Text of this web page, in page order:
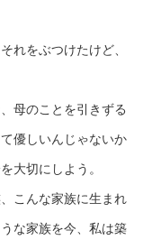
れをぶつけたけど、
母のことを引きずる
優しいんじゃないか
大切にしよう。
こんな家族に生まれ
な家族を今、私は築